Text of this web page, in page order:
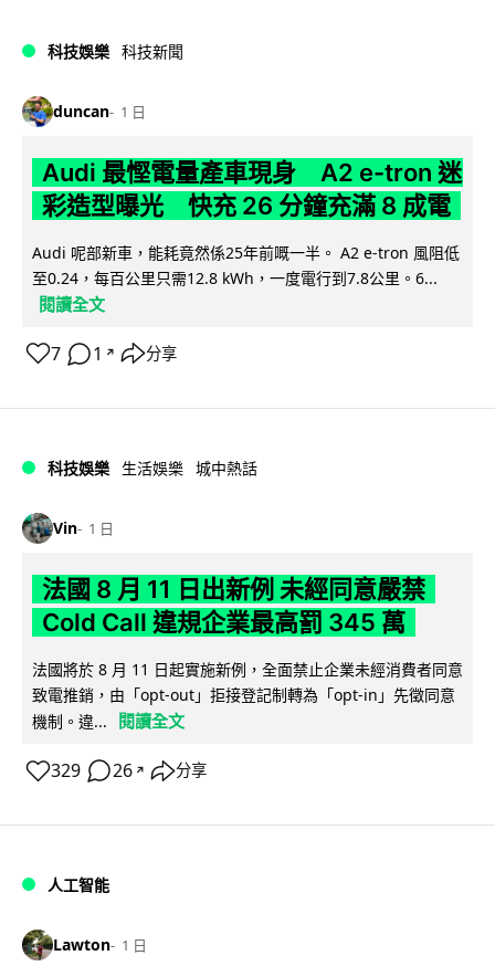
科技娛樂 科技新聞
duncan 1 日
Audi 最慳電量產車現身 A2 e-tron 迷
彩造型曝光 快充 26 分鐘充滿 8 成電
Audi 呢部新車，能耗竟然係25年前嘅一半。 A2 e-tron 風阻低
至0.24，每百公里只需12.8 kWh，一度電行到7.8公里。6...
閱讀全文
7 1 ↗ 分享
科技娛樂 生活娛樂 城中熱話
Vin 1 日
法國 8 月 11 日出新例 未經同意嚴禁
Cold Call 違規企業最高罰 345 萬
法國將於 8 月 11 日起實施新例，全面禁止企業未經消費者同意
致電推銷，由「opt-out」拒接登記制轉為「opt-in」先徵同意
機制。違...
閱讀全文
329 26 ↗ 分享
人工智能
Lawton 1 日